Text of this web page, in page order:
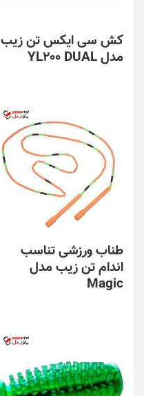
کش سی ایکس تن زیب
مدل YL200 DUAL
طناب ورزشی تناسب
اندام تن زیب مدل
Magic